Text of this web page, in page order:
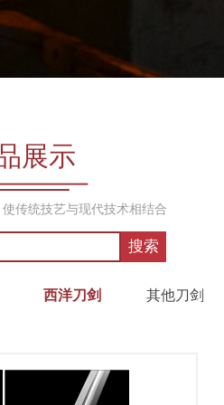
展示
传统技艺与现代技术相结合
搜索
西洋刀剑 其他刀剑